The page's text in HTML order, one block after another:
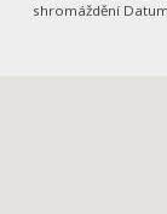
shromáždění